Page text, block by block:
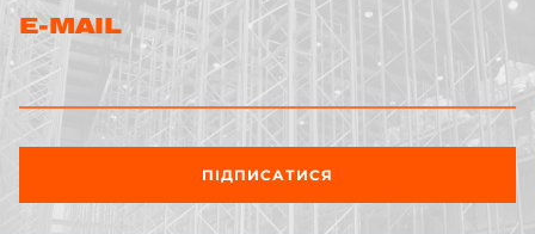
E-MAIL
ПІДПИСАТИСЯ